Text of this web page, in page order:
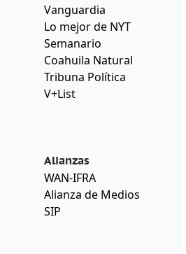
Vanguardia
Lo mejor de NYT
Semanario
Coahuila Natural
Tribuna Política
V+List
Alianzas
WAN-IFRA
Alianza de Medios
SIP